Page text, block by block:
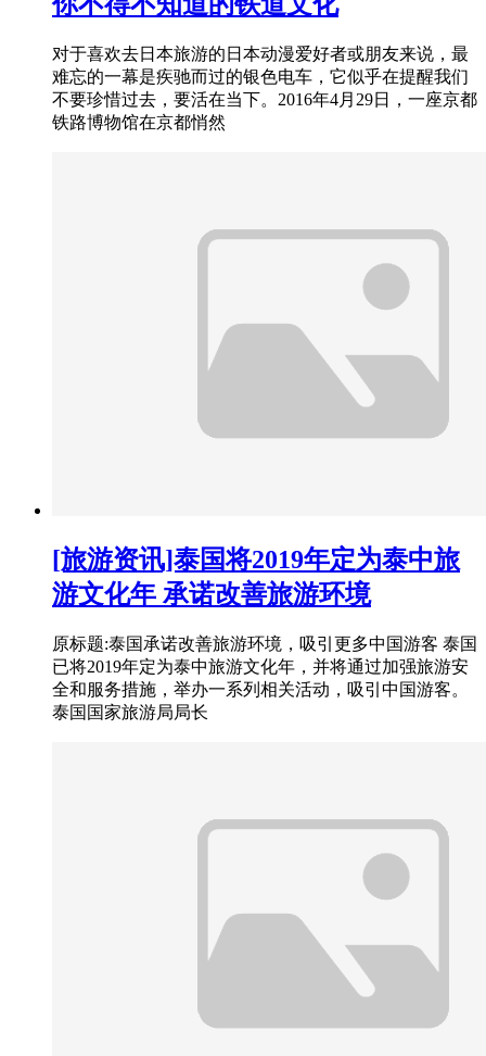
对于喜欢去日本旅游的日本动漫爱好者或朋友来说，最
难忘的一幕是疾驰而过的银色电车，它似乎在提醒我们
不要珍惜过去，要活在当下。2016年4月29日，一座京都
铁路博物馆在京都悄然
[旅游资讯]泰国将2019年定为泰中旅
游文化年 承诺改善旅游环境
原标题:泰国承诺改善旅游环境，吸引更多中国游客 泰国
已将2019年定为泰中旅游文化年，并将通过加强旅游安
全和服务措施，举办一系列相关活动，吸引中国游客。
泰国国家旅游局局长